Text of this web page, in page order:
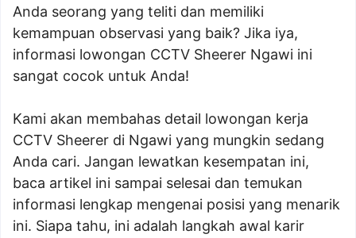
Anda seorang yang teliti dan memiliki
kemampuan observasi yang baik? Jika iya,
informasi lowongan CCTV Sheerer Ngawi ini
sangat cocok untuk Anda!
Kami akan membahas detail lowongan kerja
CCTV Sheerer di Ngawi yang mungkin sedang
Anda cari. Jangan lewatkan kesempatan ini,
baca artikel ini sampai selesai dan temukan
informasi lengkap mengenai posisi yang menarik
ini. Siapa tahu, ini adalah langkah awal karir